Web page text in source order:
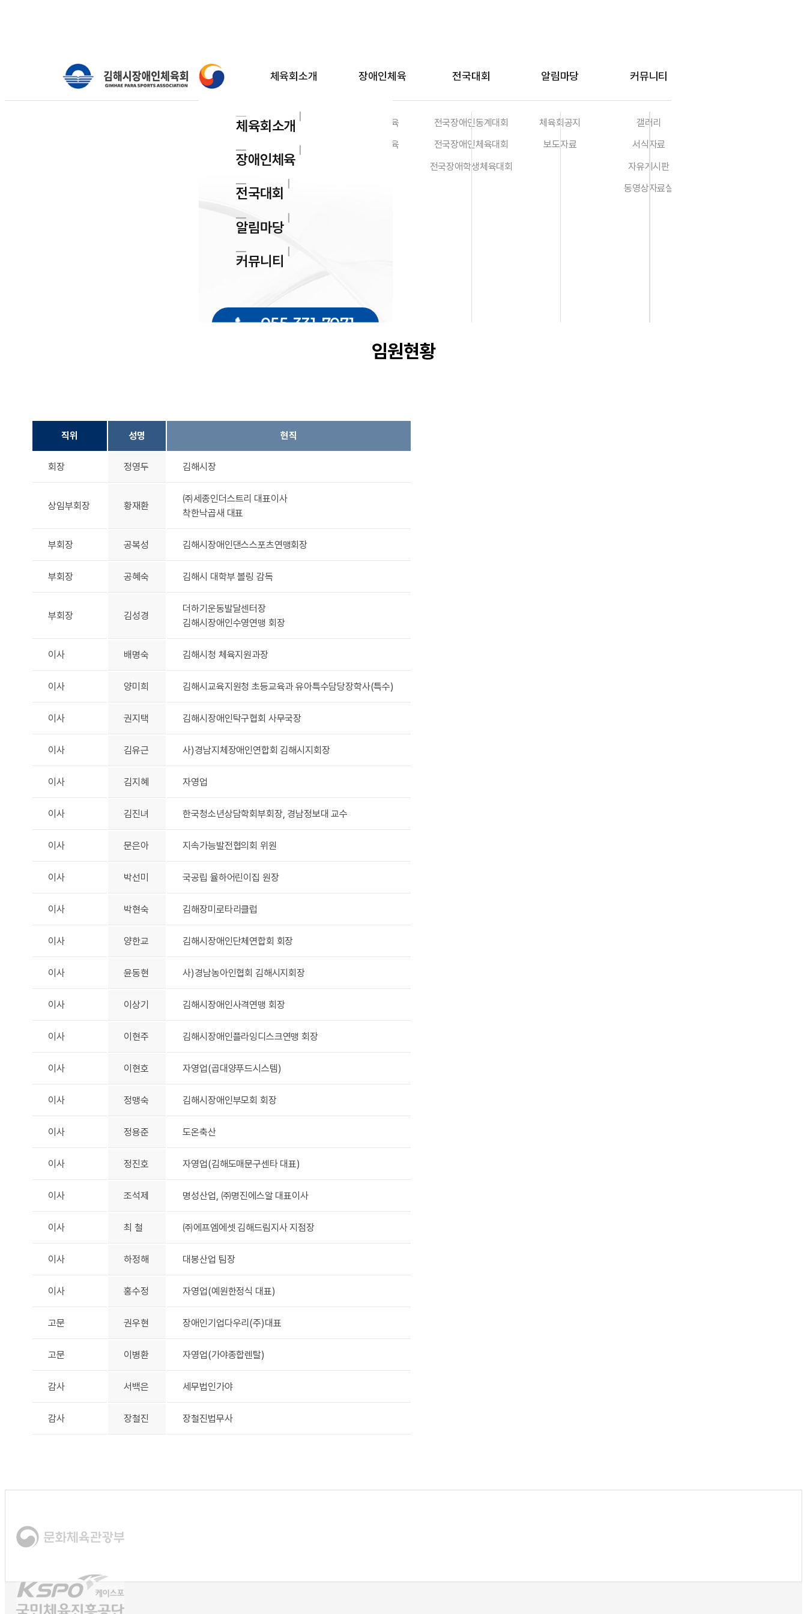
체육회소개
회장인사말
설립목적 및 연혁
역대회장/사무국장
임원현황
사무국 업무소개
관련규정
장애인체육
전문체육
생활체육
전국대회
전국장애인동계대회
전국장애인체육대회
전국장애학생체육대회
알림마당
체육회공지
보도자료
커뮤니티
갤러리
서식자료
자유게시판
동영상자료실
체육회소개
장애인체육
전국대회
알림마당
커뮤니티
. 055-331-7071
임원현황
직위 성명 현직
회장 정영두 김해시장
상임부회장 황재환
㈜세종인더스트리 대표이사
착한낙곱새 대표
부회장 공복성 김해시장애인댄스스포츠연맹회장
부회장 공혜숙 김해시 대학부 볼링 감독
부회장 김성경
더하기운동발달센터장
김해시장애인수영연맹 회장
이사 배명숙 김해시청 체육지원과장
이사 양미희 김해시교육지원청 초등교육과 유아특수담당장학사(특수)
이사 권지택 김해시장애인탁구협회 사무국장
이사 김유근 사)경남지체장애인연합회 김해시지회장
이사 김지혜 자영업
이사 김진녀 한국청소년상담학회부회장, 경남정보대 교수
이사 문은아 지속가능발전협의회 위원
이사 박선미 국공립 율하어린이집 원장
이사 박현숙 김해장미로타리클럽
이사 양한교 김해시장애인단체연합회 회장
이사 윤동현 사)경남농아인협회 김해시지회장
이사 이상기 김해시장애인사격연맹 회장
이사 이현주 김해시장애인플라잉디스크연맹 회장
이사 이현호 자영업(곱대양푸드시스템)
이사 정맹숙 김해시장애인부모회 회장
이사 정용준 도온축산
이사 정진호 자영업(김해도매문구센타 대표)
이사 조석제 명성산업, ㈜명진에스알 대표이사
이사 최 철 ㈜에프엠에셋 김해드림지사 지점장
이사 하정해 대봉산업 팀장
이사 홍수정 자영업(예원한정식 대표)
고문 권우현 장애인기업다우리(주)대표
고문 이병환 자영업(가야종합렌탈)
감사 서백은 세무법인가야
감사 장철진 장철진법무사